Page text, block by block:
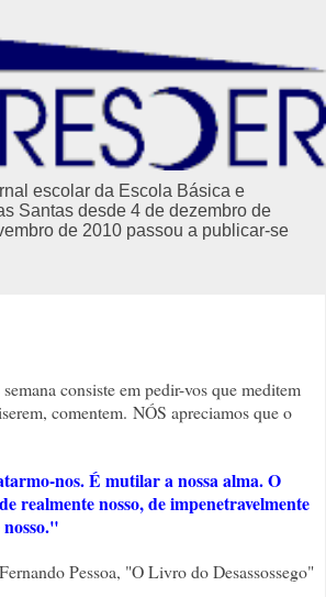
escolar da Escola Básica e
Santas desde 4 de dezembro de
de 2010 passou a publicar-se
consiste em pedir-vos que meditem
comentem. NÓS apreciamos que o
nos. É mutilar a nossa alma. O
realmente nosso, de impenetravelmente
Fernando Pessoa, "O Livro do Desassossego"